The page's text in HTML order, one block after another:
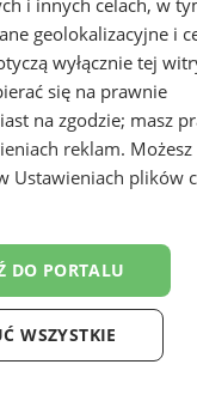
Rząd
i innych celach, w
geolokalizacyjne i
wyłącznie tej
się na prawnie
na zgodzie; masz
reklam.
Ustawieniach plików
DO PORTALU
WSZYSTKIE